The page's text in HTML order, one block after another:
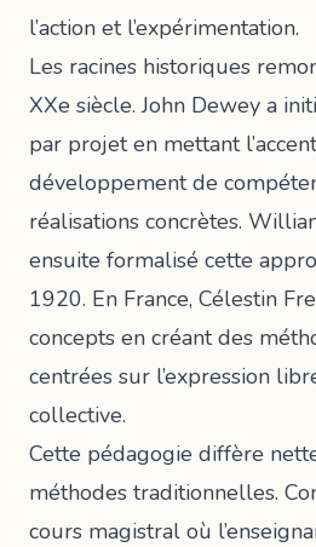
l’action et l’expérimentation.
Les racines historiques
XXe siècle. John Dewey a
par projet en mettant
développement de
réalisations concrètes.
ensuite formalisé cette
1920. En France, Célestin
concepts en créant des
centrées sur l’expression
collective.
Cette pédagogie diffère
méthodes traditionnelles.
cours magistral où